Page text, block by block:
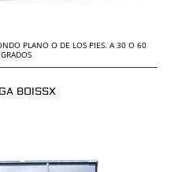
PLANO O DE LOS PIES. A 30 O 60
GRADOS
BOISSX